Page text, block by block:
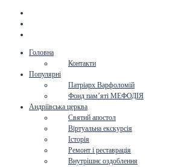
Головна
Контакти
Популярні
Патріарх Варфоломій
Фонд пам’яті МЕФОДІЯ
Андріївська церква
Святий апостол
Віртуальна екскурсія
Історія
Ремонт і реставрація
Внутрішнє оздоблення